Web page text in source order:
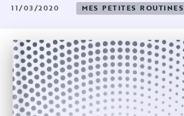
11/03/2020 MES PETITES ROUTINES